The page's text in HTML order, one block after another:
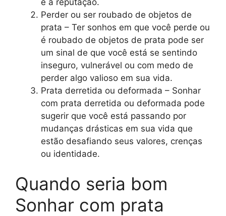
Perder ou ser roubado de objetos de
prata – Ter sonhos em que você perde ou
é roubado de objetos de prata pode ser
um sinal de que você está se sentindo
inseguro, vulnerável ou com medo de
perder algo valioso em sua vida.
Prata derretida ou deformada – Sonhar
com prata derretida ou deformada pode
sugerir que você está passando por
mudanças drásticas em sua vida que
estão desafiando seus valores, crenças
ou identidade.
Quando seria bom
Sonhar com prata